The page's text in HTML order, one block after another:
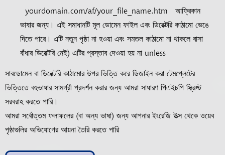
yourdomain.com/af/your_file_name.htm
আফ্রিকান
ভাষার জন্য। এই সমাধানটি মূল ডোমেন ফাইল এবং ডিরেক্টরি কাঠামো ভেঙে
দিতে পারে। এটি নতুন পৃষ্ঠা না হওয়া এবং সমতল কাঠামো না থাকলে বাসা
বাঁধার ডিরেক্টরি নেই) এটির প্রস্তাব দেওয়া হয় না unless
সাবডোমেন বা ডিরেক্টরি কাঠামোর উপর ভিত্তি করে ডিজাইন করা টেমপ্লেটের
ভিত্তিতে বহুভাষার সামগ্রী প্রদর্শন করার জন্য আমরা সাধারণ পিএইচপি স্ক্রিপ্ট
সরবরাহ করতে পারি।
আমরা সর্বোত্তম ফলাফলের (বা অন্য ভাষা) জন্য আপনার ইংরেজি উত্স থেকে ওয়েব
পৃষ্ঠাগুলির অভিযোগের আয়না তৈরি করতে পারি